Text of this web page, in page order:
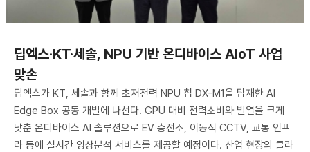
딥엑스·KT·세솔, NPU 기반 온디바이스 AIoT 사업
맞손
딥엑스가 KT, 세솔과 함께 초저전력 NPU 칩 DX-M1을 탑재한 AI
Edge Box 공동 개발에 나선다. GPU 대비 전력소비와 발열을 크게
낮춘 온디바이스 AI 솔루션으로 EV 충전소, 이동식 CCTV, 교통 인프
라 등에 실시간 영상분석 서비스를 제공할 예정이다. 산업 현장의 클라